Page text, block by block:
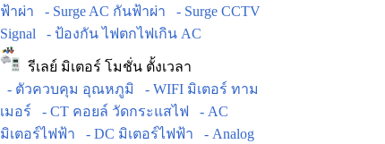
ฟ้าผ่า
- Surge AC กันฟ้าผ่า
- Surge CCTV
Signal
- ป้องกัน ไฟตกไฟเกิน AC
รีเลย์ มิเตอร์ โมชั่น ตั้งเวลา
- ตัวควบคุม อุณหภูมิ
- WIFI มิเตอร์ ทาม
เมอร์
- CT คอยล์ วัดกระแสไฟ
- AC
มิเตอร์ไฟฟ้า
- DC มิเตอร์ไฟฟ้า
- Analog